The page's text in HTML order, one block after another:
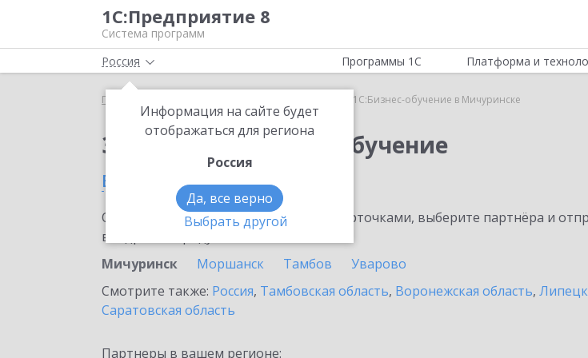
1С:Предприятие 8
Система программ
Россия
Информация на сайте будет
отображаться для региона
Россия
Да, все верно
Выбрать другой
Программы 1С Платформа и
Главная 1С:Бизнес-обучение в Мичуринске
Заказать 1С:Бизнес-обучение
в Мичуринске
Ознакомьтесь с информационными карточками, выберите партнёра и
внедрение продукта.
Мичуринск
Моршанск Тамбов
Уварово
Смотрите также: Россия, Тамбовская область, Воронежская область,
Саратовская область
Партнеры в вашем регионе: